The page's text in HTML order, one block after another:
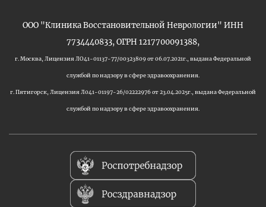
ООО "Клиника Восстановительной Неврологии" ИНН
7734440833, ОГРН 1217700091388,
г. Москва, Лицензия ЛО41-01137-77/00323809 от 06.07.2021г., выдана Федеральной
службой по надзору в сфере здравоохранения.
г. Пятигорск, Лицензия Л041-01197-26/02222976 от 23.04.2025г., выдана Федеральной
службой по надзору в сфере здравоохранения.